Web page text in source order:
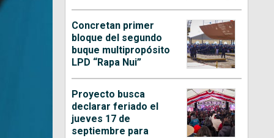
Concretan primer
bloque del segundo
buque multipropósito
LPD “Rapa Nui”
Proyecto busca
declarar feriado el
jueves 17 de
septiembre para